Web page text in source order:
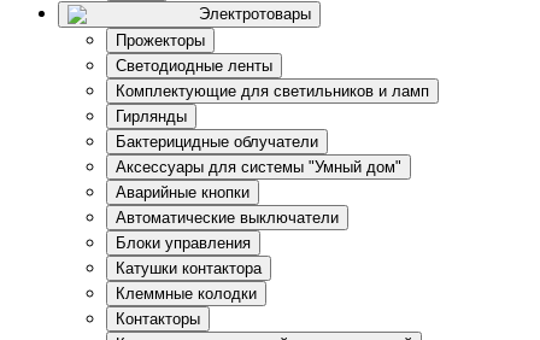
Электротовары
Прожекторы
Светодиодные ленты
Комплектующие для светильников и ламп
Гирлянды
Бактерицидные облучатели
Аксессуары для системы "Умный дом"
Аварийные кнопки
Автоматические выключатели
Блоки управления
Катушки контактора
Клеммные колодки
Контакторы